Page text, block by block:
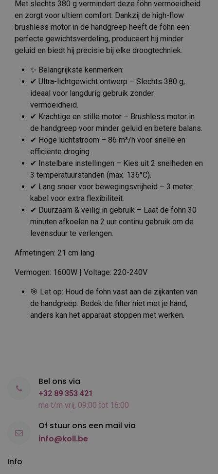
Met slechts 380 g vermindert deze föhn vermoeidheid
en zorgt voor ultiem comfort. Dankzij de high-flow
brushless motor in de handgreep heeft de föhn een
perfecte gewichtsverdeling, produceert hij minder
geluid en biedt hij precisie bij elke droogtechniek.
✨ Belangrijkste kenmerken:
✔ Ultra-lichtgewicht ontwerp – Slechts 380 g,
ideaal voor langdurig gebruik zonder
vermoeidheid.
✔ Krachtige en stille motor – Brushless motor in
de handgreep voor minder geluid en betere balans.
✔ Hoge luchtstroom – 86 m³/h voor snelle en
efficiënte droging.
✔ Instelbare instellingen – Kies uit 2 snelheden en
3 temperatuurstanden (max. 136°C).
✔ Lang snoer voor bewegingsvrijheid – 3 meter
kabel voor extra flexibiliteit.
✔ Duurzaam & veilig in gebruik – Laat de föhn 30
minuten afkoelen na 2 uur continu gebruik om de
levensduur te verlengen.
Afmetingen: 21 cm lang
Vermogen: 1600W | Voltage: 220-240V
🎯 Let op: Houd de föhn vast aan de zijkanten van
de handgreep. Bedek de filter niet met je hand,
anders kan het apparaat stoppen met werken.
Info
Bel ons via
+32 89 353 421
ma t/m vrij, 09:00 tot 16:00
Of stuur ons een mail via
info@koll.be